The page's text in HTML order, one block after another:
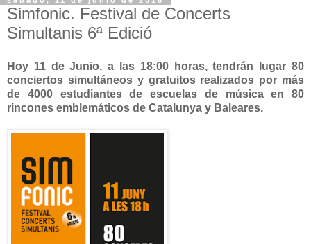
Simfonic. Festival de Concerts
Simultanis 6ª Edició
Hoy 11 de Junio, a las 18:00 horas, tendrán lugar 80
conciertos simultáneos y gratuitos realizados por más
de 4000 estudiantes de escuelas de música en 80
rincones emblemáticos de Catalunya y Baleares.